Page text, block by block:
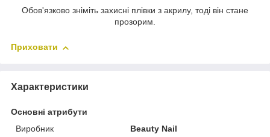
Обов'язково зніміть захисні плівки з акрилу, тоді він стане
прозорим.
Приховати
Характеристики
Основні атрибути
Виробник
Beauty Nail